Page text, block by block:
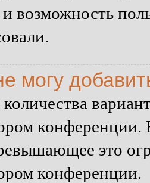
возможность
могу
конференции.
это
конференции.